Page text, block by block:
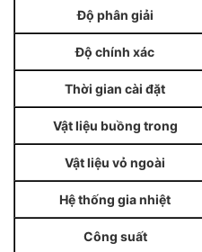
Độ phân giải
Độ chính xác
Thời gian cài đặt
Vật liệu buồng trong
Vật liệu vỏ ngoài
Hệ thống gia nhiệt
Công suất